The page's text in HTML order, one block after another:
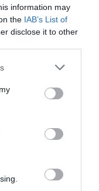
information may
the IAB’s List of
disclose it to other